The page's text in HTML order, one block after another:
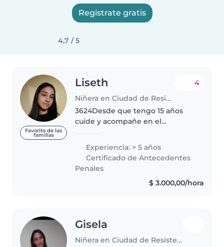
Registrate gratis
4,7 / 5
Favorito de las
familias
Liseth
Niñera en Ciudad de Resistencia
4
3624Desde que tengo 15 años
cuide y acompañe en el
recién nascidas hasta el día de
hoy. Me gusta jugar con los niños
y pasar tiempo con ellos, me dan
motivación..
Experiencia: > 5 años
Certificado de Antecedentes
Penales
$ 3.000,00/hora
Gisela
Niñera en Ciudad de Resistencia